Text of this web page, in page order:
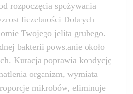
rozpoczęcia spożywania
liczebności Dobrych
Twojego jelita grubego.
bakterii powstanie około
Kuracja poprawia kondycję
organizm, wymiata
mikrobów, eliminuje